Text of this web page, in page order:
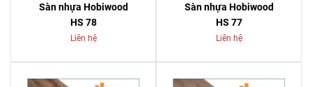
Sàn nhựa Hobiwood
HS 78
Liên hệ
Sàn nhựa Hobiwood
HS 77
Liên hệ